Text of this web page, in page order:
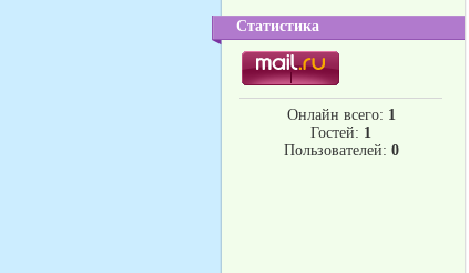
Статистика
Онлайн всего: 1
Гостей: 1
Пользователей: 0